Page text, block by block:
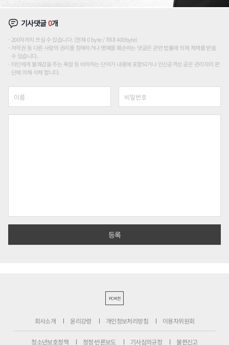
기사댓글0개
200자까지 쓰실 수 있습니다. (현재 0 byte / 최대 400byte)
저작권 등 다른 사람의 권리를 침해하거나 명예를 훼손하는 댓글은 관련 법률에 의해 제재를 받을
수 있습니다.
타인에게 불쾌감을 주는 욕설 등 비하하는 단어가 내용에 포함되거나 인신공격성 글은 관리자의 판
단에 의해 삭제 합니다.
PC버전
회사소개 윤리강령 개인정보처리방침 이용자위원회
청소년보호정책 정정·반론보도 기사심의규정 불편신고